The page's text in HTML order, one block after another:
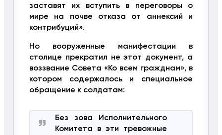
заставят их вступить в переговоры о
мире на почве отказа от аннексий и
контрибуций».
Но вооруженные манифестации в
столице прекратил не этот документ, а
воззвание Совета «Ко всем гражднам», в
котором содержалось и специальное
обращение к солдатам:
Без зова Исполнительного
Комитета в эти тревожные